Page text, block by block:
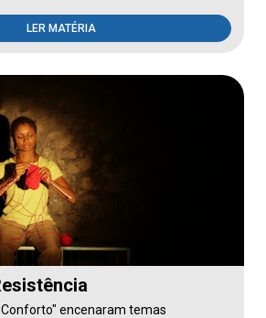
LER MATÉRIA
encenaram temas